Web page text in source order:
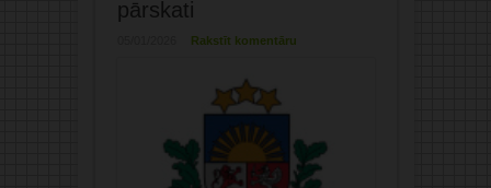
pārskati
Rakstīt komentāru